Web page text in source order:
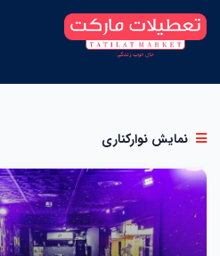
نمایش نوارکناری